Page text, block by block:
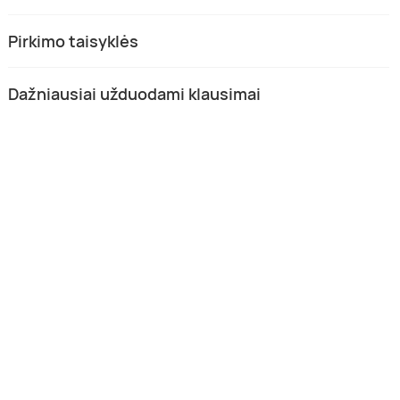
Pirkimo taisyklės
Dažniausiai užduodami klausimai